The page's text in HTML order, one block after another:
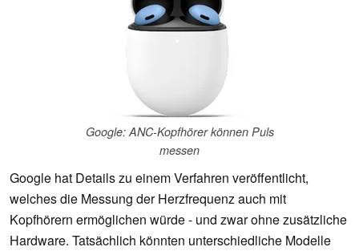
Google: ANC-Kopfhörer können Puls
messen
Google hat Details zu einem Verfahren veröffentlicht,
welches die Messung der Herzfrequenz auch mit
Kopfhörern ermöglichen würde - und zwar ohne zusätzliche
Hardware. Tatsächlich könnten unterschiedliche Modelle